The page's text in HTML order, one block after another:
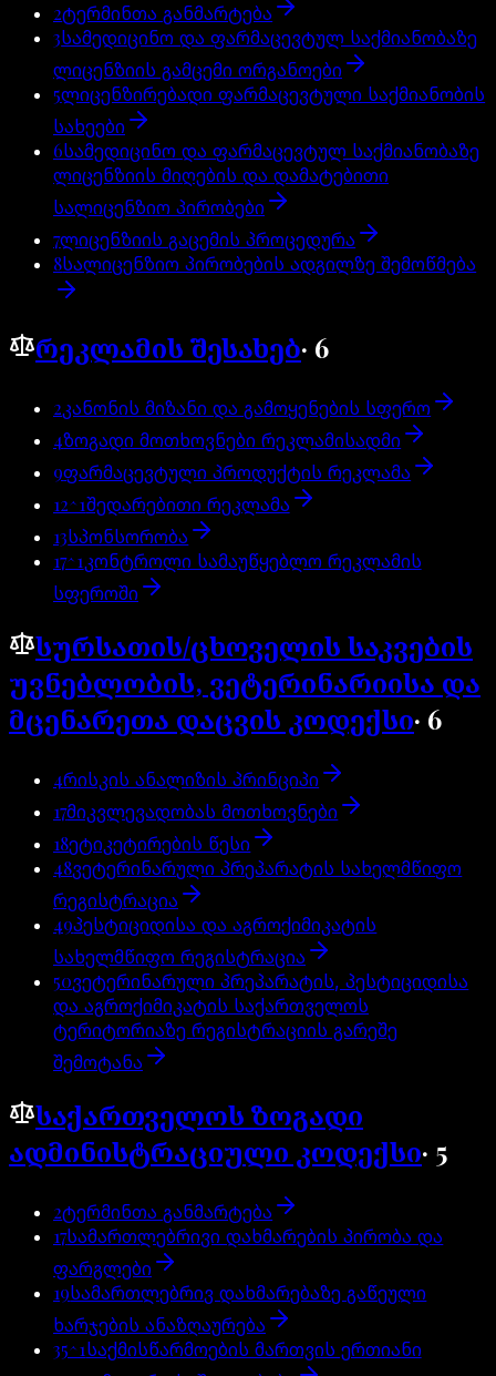
2ტერმინთა განმარტება
3სამედიცინო და ფარმაცევტულ საქმიანობაზე
ლიცენზიის გამცემი ორგანოები
5ლიცენზირებადი ფარმაცევტული საქმიანობის
სახეები
6სამედიცინო და ფარმაცევტულ საქმიანობაზე
ლიცენზიის მიღების და დამატებითი
სალიცენზიო პირობები
7ლიცენზიის გაცემის პროცედურა
8სალიცენზიო პირობების ადგილზე შემოწმება
რეკლამის შესახებ· 6
2კანონის მიზანი და გამოყენების სფერო
4ზოგადი მოთხოვნები რეკლამისადმი
9ფარმაცევტული პროდუქტის რეკლამა
12^1შედარებითი რეკლამა
13სპონსორობა
17^1კონტროლი სამაუწყებლო რეკლამის
სფეროში
სურსათის/ცხოველის საკვების
უვნებლობის, ვეტერინარიისა და
მცენარეთა დაცვის კოდექსი· 6
4რისკის ანალიზის პრინციპი
17მიკვლევადობას მოთხოვნები
18ეტიკეტირების წესი
48ვეტერინარული პრეპარატის სახელმწიფო
რეგისტრაცია
49პესტიციდისა და აგროქიმიკატის
სახელმწიფო რეგისტრაცია
50ვეტერინარული პრეპარატის, პესტიციდისა
და აგროქიმიკატის საქართველოს
ტერიტორიაზე რეგისტრაციის გარეშე
შემოტანა
საქართველოს ზოგადი
ადმინისტრაციული კოდექსი· 5
2ტერმინთა განმარტება
17სამართლებრივი დახმარების პირობა და
ფარგლები
19სამართლებრივ დახმარებაზე გაწეული
ხარჯების ანაზღაურება
35^1საქმისწარმოების მართვის ერთიანი